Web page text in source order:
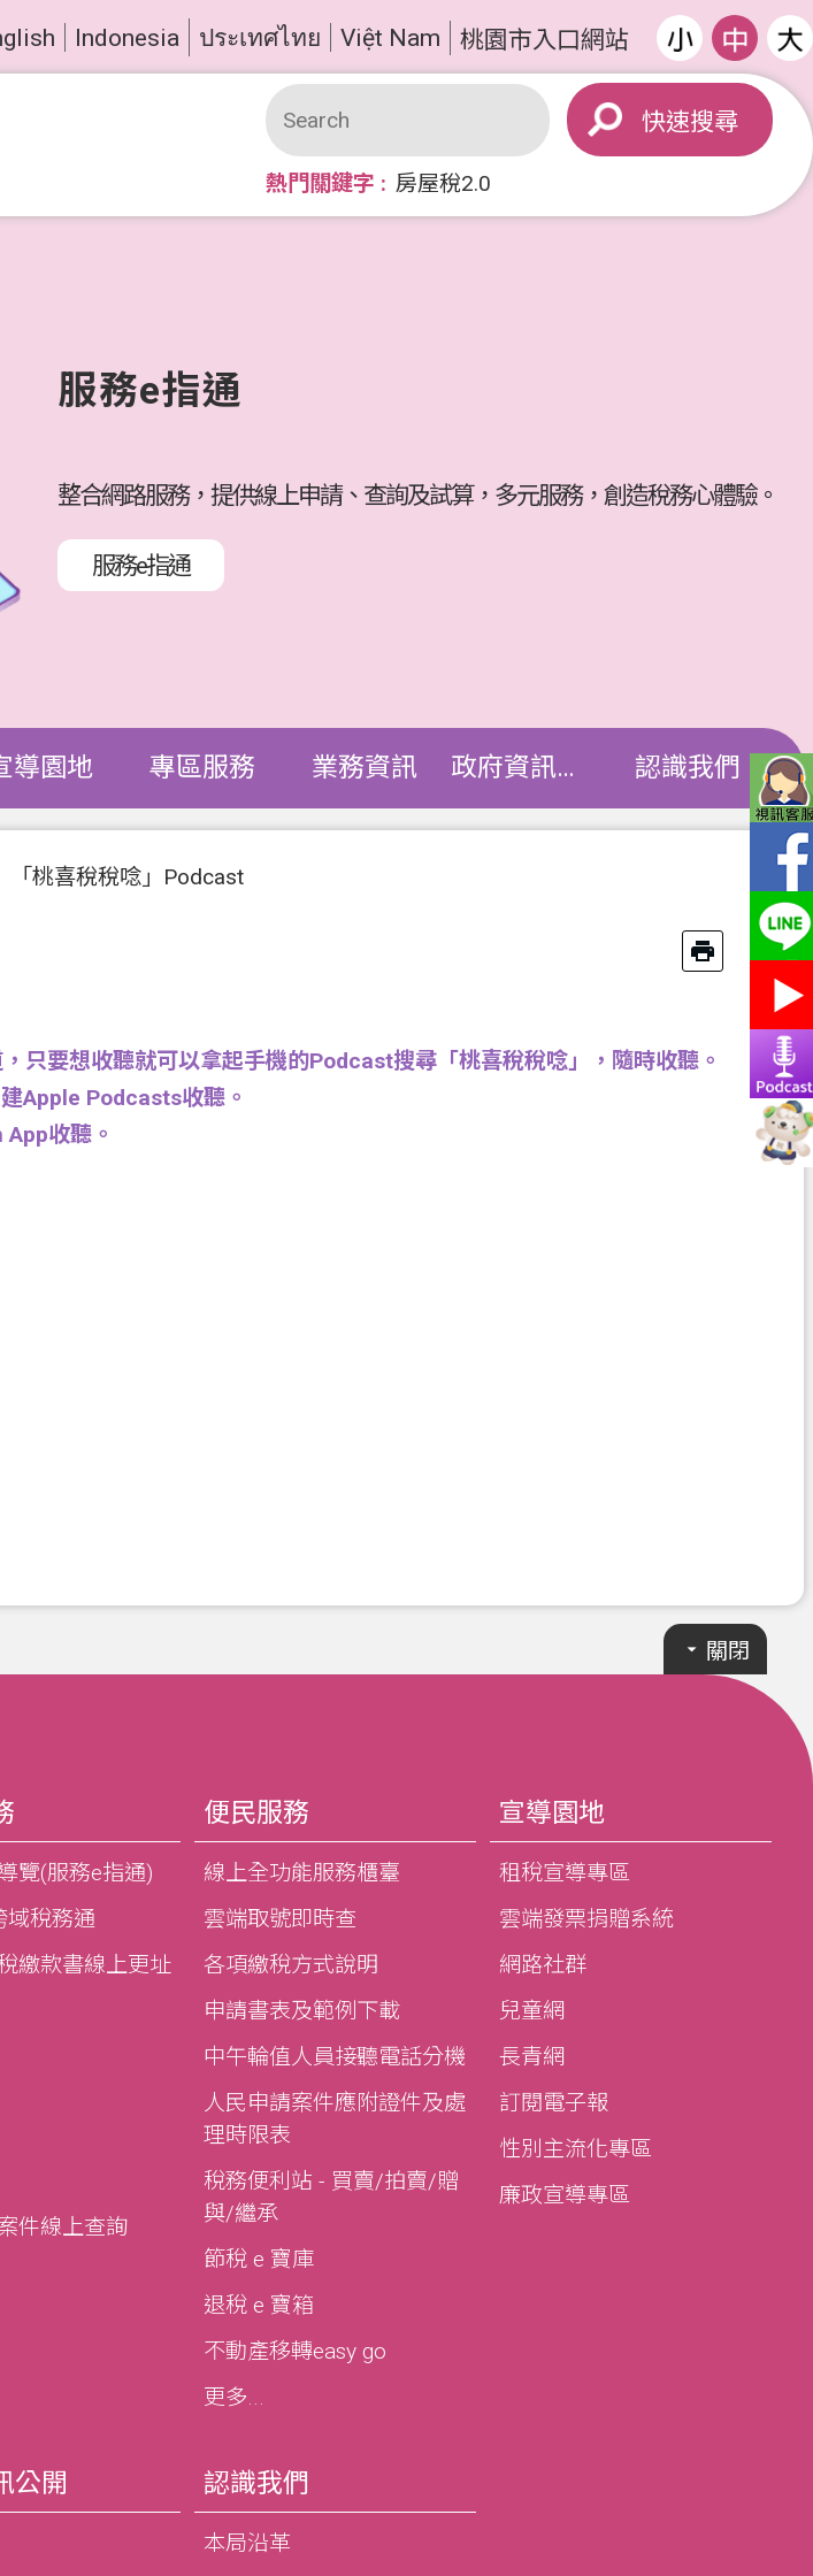
Indonesia ประเทศไทย Việt Nam 桃園市入口網站
搜尋
熱門關鍵字 房屋稅2.0
服務e指通
整合網路服務，提供線上申請、查詢及試算，多元服務，創造稅務心體驗。
服務e指通
導園地 專區服務 業務資訊 政府資訊公開 認識我們
「桃喜稅稅唸」Podcast
只要想收聽就可以拿起手機的Podcast搜尋「桃喜稅稅唸」，隨時收聽。
Apple Podcasts收聽。
收聽。
關閉
覽(服務e指通)
域稅務通
繳款書線上更址
件線上查詢
便民服務
線上全功能服務櫃臺
雲端取號即時查
各項繳稅方式說明
申請書表及範例下載
中午輪值人員接聽電話分機
人民申請案件應附證件及處
理時限表
稅務便利站 - 買賣/拍賣/贈
與/繼承
節稅 e 寶庫
退稅 e 寶箱
不動產移轉easy go
更多...
宣導園地
租稅宣導專區
雲端發票捐贈系統
網路社群
兒童網
長青網
訂閱電子報
性別主流化專區
廉政宣導專區
公開 認識我們
本局沿革